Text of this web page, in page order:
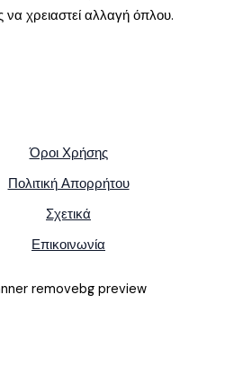
χρειαστεί αλλαγή όπλου.
Όροι Χρήσης
Πολιτική Απορρήτου
Σχετικά
Επικοινωνία